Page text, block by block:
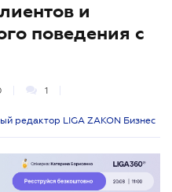
и
поведения с
1
редактор LIGA ZAKON Бизнес